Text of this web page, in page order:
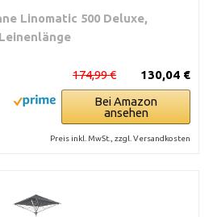
Linomatic 500 Deluxe,
130,04 €
174,99 €
Bei Amazon
ansehen
Preis inkl. MwSt., zzgl. Versandkosten